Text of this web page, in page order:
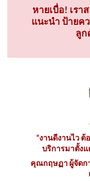
หายเบื่อ! เรา
แนะนำ ป้ายค
ลูก
“งานดีงานไว ต้
บริการมาตั้ง
คุณกฤษฏา ผู้จัดก